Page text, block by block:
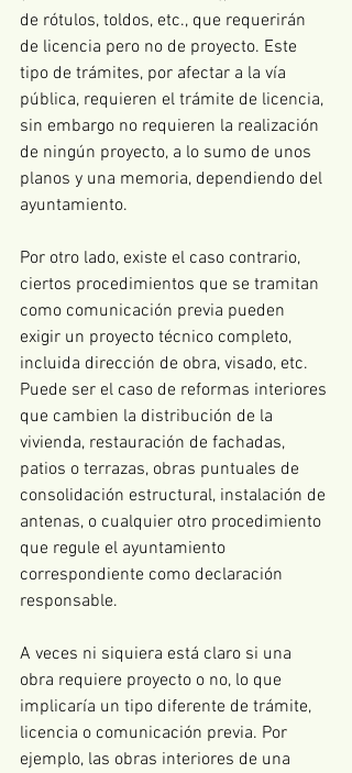
de rótulos, toldos, etc., que requerirán
de licencia pero no de proyecto. Este
tipo de trámites, por afectar a la vía
pública, requieren el trámite de licencia,
sin embargo no requieren la realización
de ningún proyecto, a lo sumo de unos
planos y una memoria, dependiendo del
ayuntamiento.
Por otro lado, existe el caso contrario,
ciertos procedimientos que se tramitan
como comunicación previa pueden
exigir un proyecto técnico completo,
incluida dirección de obra, visado, etc.
Puede ser el caso de reformas interiores
que cambien la distribución de la
vivienda, restauración de fachadas,
patios o terrazas, obras puntuales de
consolidación estructural, instalación de
antenas, o cualquier otro procedimiento
que regule el ayuntamiento
correspondiente como declaración
responsable.
A veces ni siquiera está claro si una
obra requiere proyecto o no, lo que
implicaría un tipo diferente de trámite,
licencia o comunicación previa. Por
ejemplo, las obras interiores de una